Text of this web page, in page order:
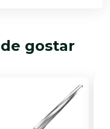
gostar